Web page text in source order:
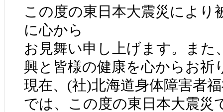
この度の東日本大震災により
に心から
お見舞い申し上げます。また
興と皆様の健康を心からお祈
現在、(社)北海道身体障害者
では、この度の東日本大震災